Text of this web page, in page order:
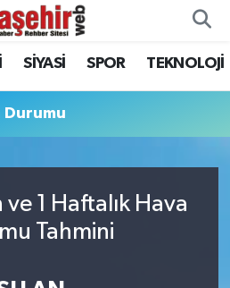
SİYASİ SPOR TEKNOLOJİ
Durumu
ve 1 Haftalık Hava
Tahmini